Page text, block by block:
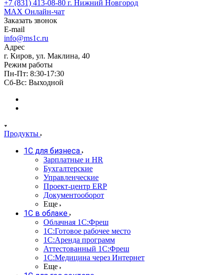
+7 (831) 413-08-80 г. Нижний Новгород
MAX Онлайн-чат
Заказать звонок
E-mail
info@ms1c.ru
Адрес
г. Киров, ул. Маклина, 40
Режим работы
Пн-Пт: 8:30-17:30
Cб-Вс: Выходной
Продукты
1С для бизнеса
Зарплатные и HR
Бухгалтерские
Управленческие
Проект-центр ERP
Документооборот
Еще
1C в облаке
Облачная 1С:Фреш
1С:Готовое рабочее место
1C:Аренда программ
Аттестованный 1С:Фреш
1С:Медицина через Интернет
Еще